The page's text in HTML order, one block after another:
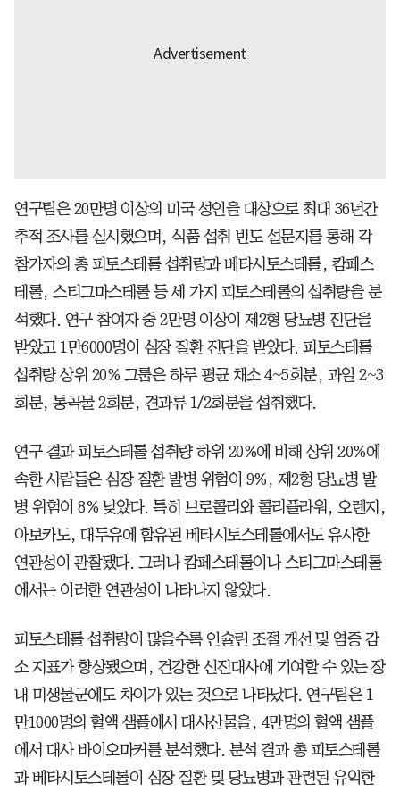
연구팀은 20만명 이상의 미국 성인을 대상으로 최대 36년간
추적 조사를 실시했으며, 식품 섭취 빈도 설문지를 통해 각
참가자의 총 피토스테롤 섭취량과 베타시토스테롤, 캄페스
테롤, 스티그마스테롤 등 세 가지 피토스테롤의 섭취량을 분
석했다. 연구 참여자 중 2만명 이상이 제2형 당뇨병 진단을
받았고 1만6000명이 심장 질환 진단을 받았다. 피토스테롤
섭취량 상위 20% 그룹은 하루 평균 채소 4~5회분, 과일 2~3
회분, 통곡물 2회분, 견과류 1/2회분을 섭취했다.
연구 결과 피토스테롤 섭취량 하위 20%에 비해 상위 20%에
속한 사람들은 심장 질환 발병 위험이 9%, 제2형 당뇨병 발
병 위험이 8% 낮았다. 특히 브로콜리와 콜리플라워, 오렌지,
아보카도, 대두유에 함유된 베타시토스테롤에서도 유사한
연관성이 관찰됐다. 그러나 캄페스테롤이나 스티그마스테롤
에서는 이러한 연관성이 나타나지 않았다.
피토스테롤 섭취량이 많을수록 인슐린 조절 개선 및 염증 감
소 지표가 향상됐으며, 건강한 신진대사에 기여할 수 있는 장
내 미생물군에도 차이가 있는 것으로 나타났다. 연구팀은 1
만1000명의 혈액 샘플에서 대사산물을, 4만명의 혈액 샘플
에서 대사 바이오마커를 분석했다. 분석 결과 총 피토스테롤
과 베타시토스테롤이 심장 질환 및 당뇨병과 관련된 유익한